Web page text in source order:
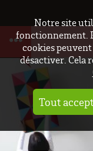
Notre site
fonctionnement.
cookies
désactiver. Cela
Tout